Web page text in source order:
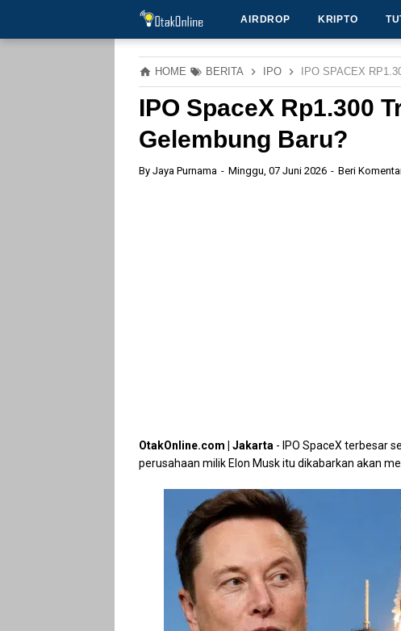
AIRDROP KRIPTO
HOME BERITA IPO IPO SPACEX
IPO SpaceX Rp1.300
Gelembung Baru?
By Jaya Purnama Minggu, 07 Juni 2026 Beri
OtakOnline.com | Jakarta - IPO SpaceX terbesar
perusahaan milik Elon Musk itu dikabarkan akan